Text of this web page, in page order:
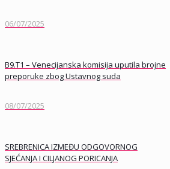
06/07/2025
B9.T1 – Venecijanska komisija uputila brojne
preporuke zbog Ustavnog suda
08/07/2025
SREBRENICA IZMEĐU ODGOVORNOG
SJEĆANJA I CILJANOG PORICANJA